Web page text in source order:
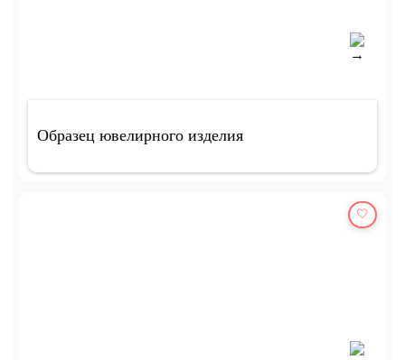
Образец ювелирного изделия
🤍